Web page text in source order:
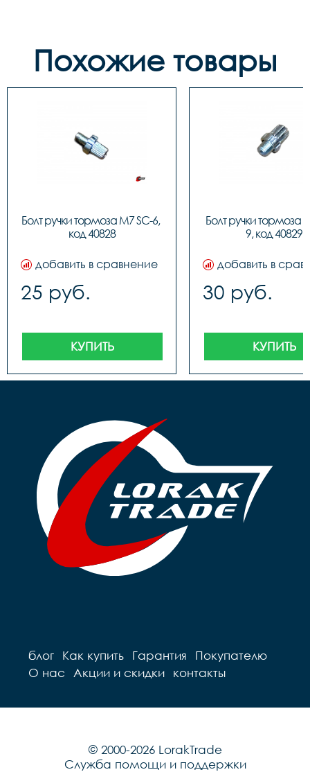
Похожие товары
Болт ручки тормоза M7 SC-6,
код 40828
добавить в сравнение
25 руб.
КУПИТЬ
Болт ручки тормоза
9, код 40829
добавить в
30 руб.
КУПИТЬ
блог Как купить Гарантия
Покупателю
О нас
Акции и скидки контакты
© 2000-2026 LorakTrade
Служба помощи и поддержки